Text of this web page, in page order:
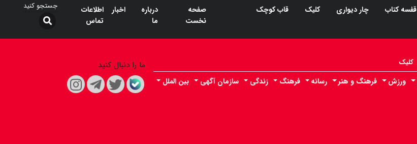
قفسه کتاب چار دیواری کلیک
قاب کوچک
صفحه
نخست
درباره
ما
اخبار
اطلاعات
تماس
کلیک
ورزش فرهنگ و هنر رسانه فرهنگ زندگی سازمان آگهی
بین الملل
ما را دنبال کنید